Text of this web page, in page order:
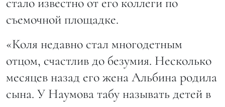
съемочной площадке.
«Коля недавно стал многодетным
отцом, счастлив до безумия. Несколько
месяцев назад его жена Альбина родила
сына. У Наумова табу называть детей в